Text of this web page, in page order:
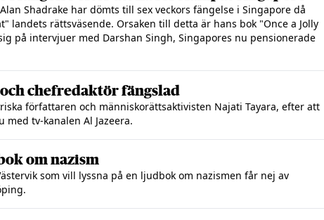
Shadrake har dömts till sex veckors fängelse i Singapore då
landets rättsväsende. Orsaken till detta är hans bok "Once a Jolly
på intervjuer med Darshan Singh, Singapores nu pensionerade
chefredaktör fängslad
författaren och människorättsaktivisten Najati Tayara, efter att
tv-kanalen Al Jazeera.
om nazism
som vill lyssna på en ljudbok om nazismen får nej av